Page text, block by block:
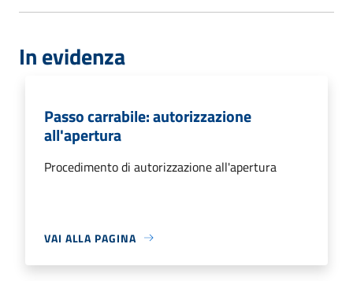
In evidenza
Passo carrabile: autorizzazione
all'apertura
Procedimento di autorizzazione all'apertura
VAI ALLA PAGINA